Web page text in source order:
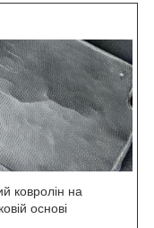
ковролін на
основі